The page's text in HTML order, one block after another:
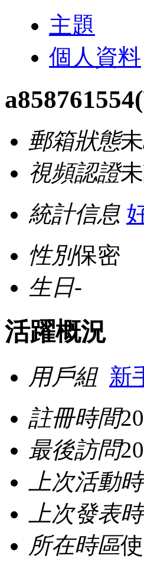
主題
個人資料
a858761554
郵箱狀態
視頻認證
統計信息
性別保密
生日-
活躍概況
用戶組 新
註冊時間
最後訪問
上次活動
上次發表
所在時區